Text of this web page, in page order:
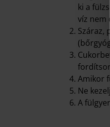
ki a
víz nem
Száraz,
Amikor
Ne
A